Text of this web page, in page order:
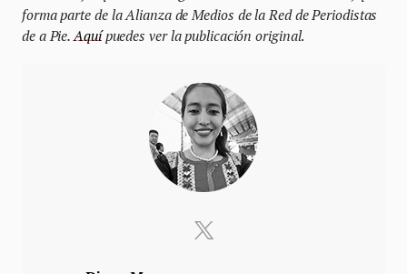
forma parte de la Alianza de Medios de la Red de Periodistas
de a Pie.Aquípuedes ver la publicación original.